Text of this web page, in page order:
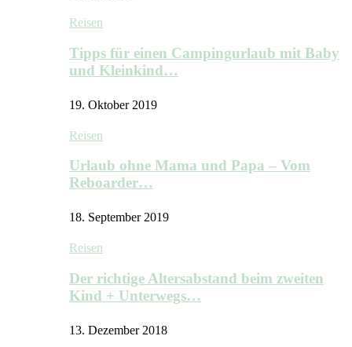
Reisen
Tipps für einen Campingurlaub mit Baby
und Kleinkind…
19. Oktober 2019
Reisen
Urlaub ohne Mama und Papa – Vom
Reboarder…
18. September 2019
Reisen
Der richtige Altersabstand beim zweiten
Kind + Unterwegs…
13. Dezember 2018